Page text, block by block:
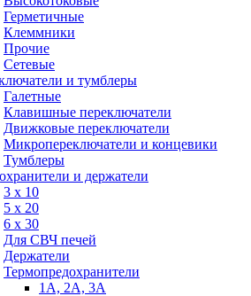
Герметичные
Клеммники
Прочие
Сетевые
и тумблеры
Галетные
Клавишные переключатели
Движковые переключатели
Микропереключатели и концевики
Тумблеры
и держатели
3 х 10
5 х 20
6 х 30
Для СВЧ печей
Держатели
Термопредохранители
1А, 2А, 3А